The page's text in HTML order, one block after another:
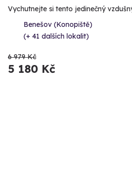
Vychutnejte si tento jedinečný
Benešov (Konopiště)
(+ 41 dalších lokalit)
6 979 Kč
5 180 Kč